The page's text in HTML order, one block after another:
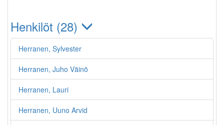
Henkilöt (28)
Herranen, Sylvester
Herranen, Juho Väinö
Herranen, Lauri
Herranen, Uuno Arvid